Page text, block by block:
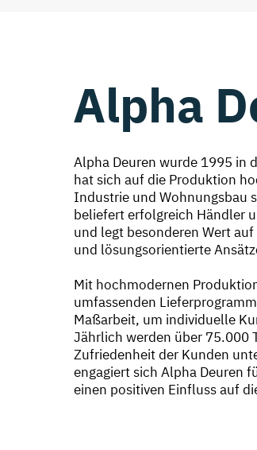
Alpha
Alpha Deuren wurde 1995 in
hat sich auf die Produktion
Industrie und Wohnungsbau
beliefert erfolgreich Händler
und legt besonderen Wert
und lösungsorientierte
Mit hochmodernen
umfassenden
Maßarbeit, um individuelle
Jährlich werden über 75.000
Zufriedenheit der Kunden
engagiert sich Alpha Deuren
einen positiven Einfluss auf